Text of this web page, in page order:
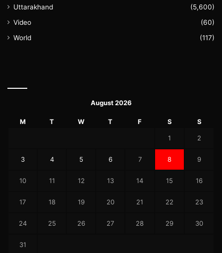
Uttarakhand
(5,600)
Video
(60)
World
(117)
August 2026
M T W T F S S
1 2
3 4 5 6 7 8 9
10 11 12 13 14 15 16
17 18 19 20 21 22 23
24 25 26 27 28 29 30
31